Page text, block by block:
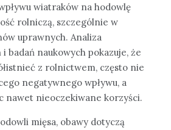
wiatraków na hodowlę
rolniczą, szczególnie w
uprawnych. Analiza
badań naukowych pokazuje, że
z rolnictwem, często nie
negatywnego wpływu, a
nawet nieoczekiwane korzyści.
mięsa, obawy dotyczą